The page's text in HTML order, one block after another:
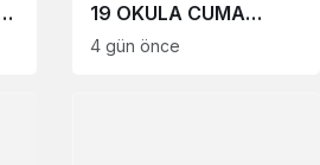
19 OKULA CUMA
MESCİDİ
4 gün önce